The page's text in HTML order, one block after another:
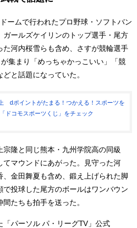
ームで行われたプロ野球・ソフトバン
ールズケイリンのトップ選手・尾方
た河内桜雪らも含め、さすが競輪選手
が集まり「めっちゃかっこいい」「競
と話題になっていた。
dポイントがたまる！つかえる！スポーツを
ドコモスポーツくじ」をチェック
隆と同じ熊本・九州学院高の同級
てマウンドにあがった。見守った河
、金田舞夏も含め、鍛え上げられた脚
で投球した尾方のボールはワンバウン
たちも拍手を送った。
パーソル パ・リーグTV」公式